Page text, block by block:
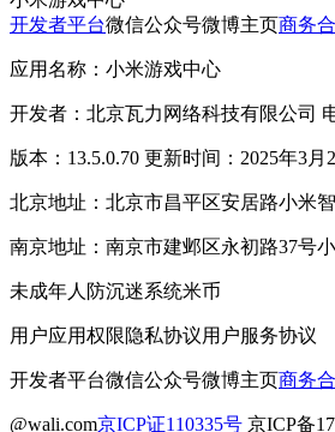
开发者平台微信公众号微博主页商务
应用名称：小米游戏中心
开发者：北京瓦力网络科技有限公司
版本：13.5.0.70 更新时间：2025年3月
北京地址：北京市昌平区安居路小米
南京地址：南京市建邺区永初路37号
未成年人防沉迷系统米币
用户应用权限隐私协议用户服务协议
开发者平台微信公众号微博主页商务
@wali.com京ICP证110335号 京ICP备